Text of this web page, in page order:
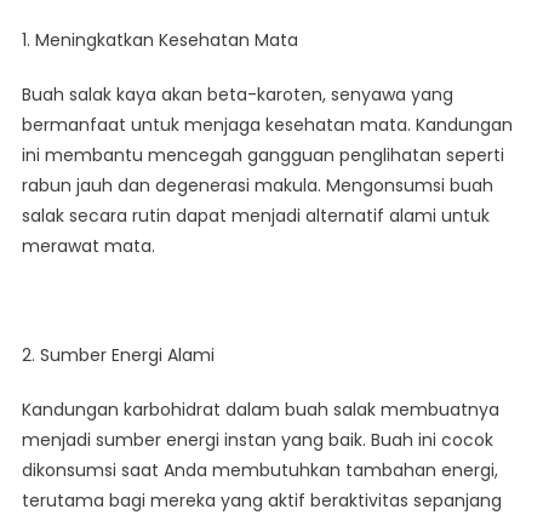
1. Meningkatkan Kesehatan Mata
Buah salak kaya akan beta-karoten, senyawa yang
bermanfaat untuk menjaga kesehatan mata. Kandungan
ini membantu mencegah gangguan penglihatan seperti
rabun jauh dan degenerasi makula. Mengonsumsi buah
salak secara rutin dapat menjadi alternatif alami untuk
merawat mata.
2. Sumber Energi Alami
Kandungan karbohidrat dalam buah salak membuatnya
menjadi sumber energi instan yang baik. Buah ini cocok
dikonsumsi saat Anda membutuhkan tambahan energi,
terutama bagi mereka yang aktif beraktivitas sepanjang